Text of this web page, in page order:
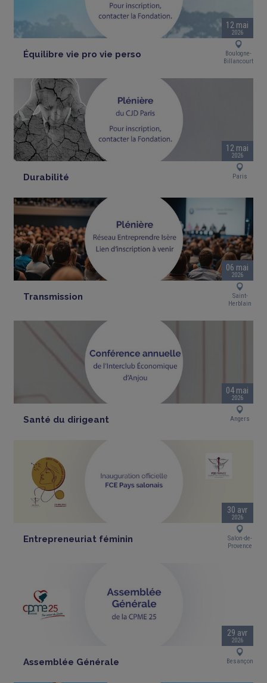
12 mai
2026
Équilibre vie pro vie perso
Boulogne-
Billancourt
12 mai
2026
Durabilité Paris
06 mai
2026
Transmission
Saint-
Herblain
04 mai
2026
Santé du dirigeant Angers
30 avr
2026
Entrepreneuriat féminin
Salon-de-
Provence
29 avr
2026
Assemblée Générale Besançon